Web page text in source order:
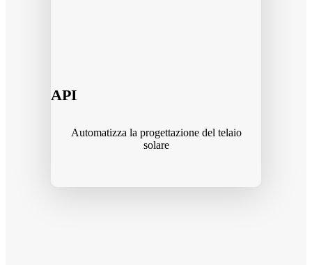
API
Automatizza la progettazione del telaio
solare